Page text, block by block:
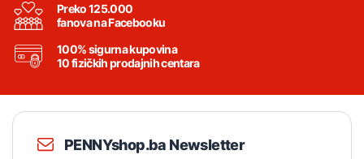
Preko 125.000
fanova na Facebooku
100% sigurna kupovina
10 fizičkih prodajnih centara
PENNYshop.ba Newsletter